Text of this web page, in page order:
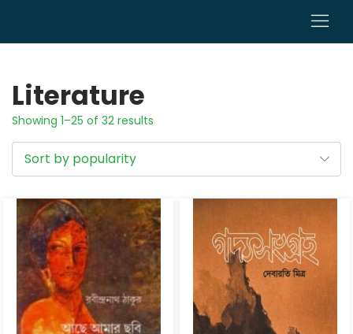
0
Literature
Showing 1–25 of 32 results